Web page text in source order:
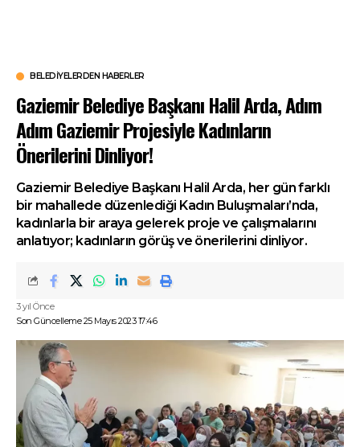
BELEDIYELERDEN HABERLER
Gaziemir Belediye Başkanı Halil Arda, Adım
Adım Gaziemir Projesiyle Kadınların
Önerilerini Dinliyor!
Gaziemir Belediye Başkanı Halil Arda, her gün farklı
bir mahallede düzenlediği Kadın Buluşmaları’nda,
kadınlarla bir araya gelerek proje ve çalışmalarını
anlatıyor; kadınların görüş ve önerilerini dinliyor.
Son Güncelleme 25 Mayıs 2023 17:46
3 yıl Önce